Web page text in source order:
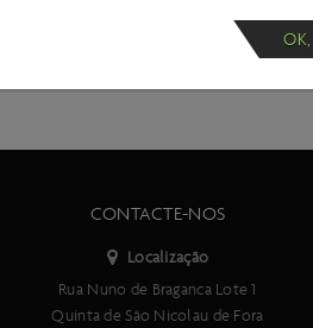
CONTACTE-NOS
Localização
Rua Nuno de Braganca Lote 1
Quinta de São Nicolau de Fora